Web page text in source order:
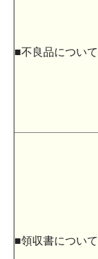
■不良品について
■領収書について